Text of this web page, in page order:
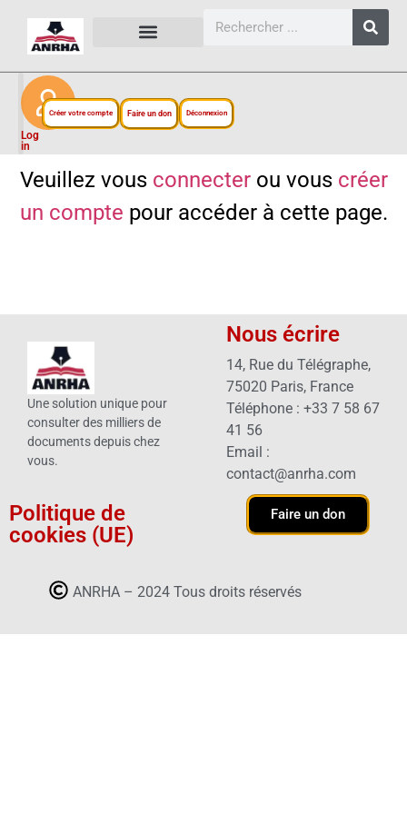
Log
in
Créer votre compte Faire un don Déconnexion
Veuillez vous connecterou vous créer
un compte pour accéder à cette page.
Une solution unique pour
consulter des milliers de
documents depuis chez
vous.
Politique de
cookies (UE)
Nous écrire
14, Rue du Télégraphe,
75020 Paris, France
Téléphone : +33 7 58 67
41 56
Email :
contact@anrha.com
Faire un don
ANRHA – 2024 Tous droits réservés